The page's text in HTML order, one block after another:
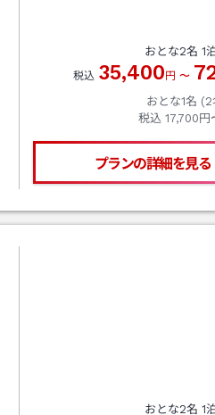
おとな2名 1
税込 35,400円 〜
おとな1名 (2
税込 17,700円
プランの詳細を見る
おとな2名 1